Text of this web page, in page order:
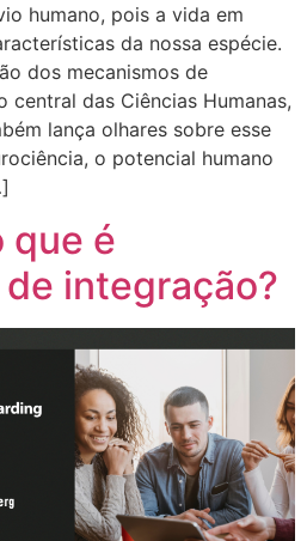
humano, pois a vida em
da nossa espécie.
dos mecanismos de
central das Ciências Humanas,
lança olhares sobre esse
o potencial humano
que é
integração?